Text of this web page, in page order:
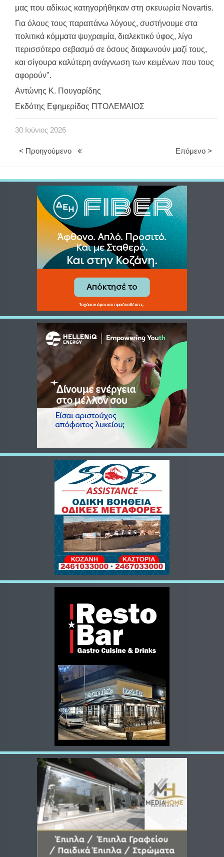
μας που αδίκως κατηγορήθηκαν στη σκευωρία Novartis.
Για όλους τους παραπάνω λόγους, συστήνουμε στα
πολιτικά κόμματα ψυχραιμία, διαλεκτικό ύφος, λίγο
περισσότερο σεβασμό σε όσους διαφωνούν μαζί τους,
και σίγουρα καλύτερη ανάγνωση των κειμένων που τους
αφορούν".
Αντώνης Κ. Πουγαρίδης
Εκδότης Εφημερίδας ΠΤΟΛΕΜΑΙΟΣ
30 Ιούνιος 2026
< Προηγούμενο Επόμενο >